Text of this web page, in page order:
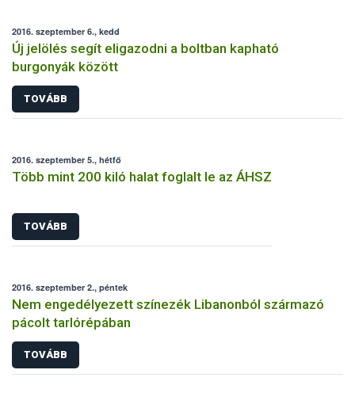
2016. szeptember 6., kedd
Új jelölés segít eligazodni a boltban kapható
burgonyák között
TOVÁBB
2016. szeptember 5., hétfő
Több mint 200 kiló halat foglalt le az ÁHSZ
TOVÁBB
2016. szeptember 2., péntek
Nem engedélyezett színezék Libanonból származó
pácolt tarlórépában
TOVÁBB